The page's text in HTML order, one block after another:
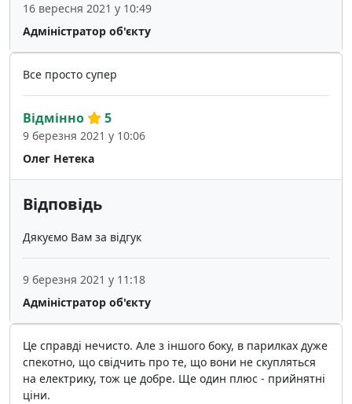
Адміністратор об'єкту
16 вересня 2021 у 10:49
Все просто супер
Олег Нетека
Відмінно 5
9 березня 2021 у 10:06
Відповідь
Дякуємо Вам за відгук
Адміністратор об'єкту
9 березня 2021 у 11:18
Це справді нечисто. Але з іншого боку, в парилках дуже
спекотно, що свідчить про те, що вони не скупляться
на електрику, тож це добре. Ще один плюс - прийнятні
ціни.